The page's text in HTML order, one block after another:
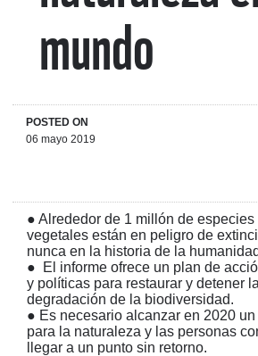
mundo
POSTED ON
06 mayo 2019
● Alrededor de 1 millón de
vegetales están en peligro de
nunca en la historia de la
●
El informe ofrece un plan de
y políticas para restaurar y detener
degradación de la biodiversidad.
● Es necesario alcanzar en 2020
para la naturaleza y las personas
llegar a un punto sin retorno.